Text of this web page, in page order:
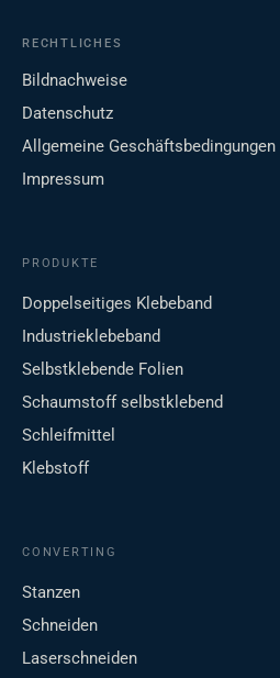
RECHTLICHES
Bildnachweise
Datenschutz
Allgemeine Geschäftsbedingungen
Impressum
PRODUKTE
Doppelseitiges Klebeband
Industrieklebeband
Selbstklebende Folien
Schaumstoff selbstklebend
Schleifmittel
Klebstoff
CONVERTING
Stanzen
Schneiden
Laserschneiden